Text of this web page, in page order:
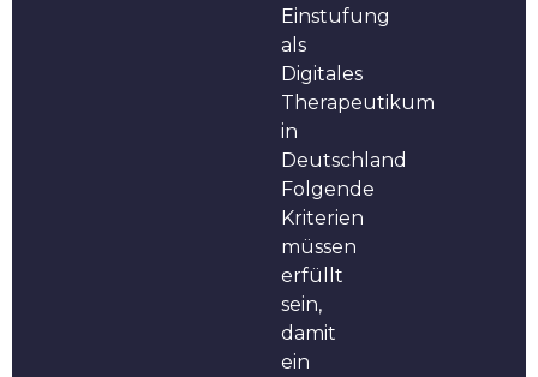
Einstufung
als
Digitales
Therapeutikum
in
Deutschland
Folgende
Kriterien
müssen
erfüllt
sein,
damit
ein